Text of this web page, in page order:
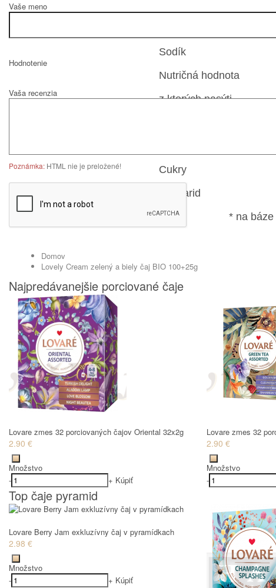
Sodík
Nutričná hodnota
z ktorých nasýti
Cukry
Sacharid
* na
Vaše meno
Hodnotenie
Vaša recenzia
Poznámka: HTML nie je preložené!
Domov
Lovely Cream zelený a biely čaj BIO 100+25g
Najpredávanejšie porciované čaje
Lovare zmes 32 porciovaných čajov Oriental 32x2g
2.90 €
Množstvo
-
+ Kúpiť
Lovare zmes 32
2.90 €
Množstvo
-
Top čaje pyramid
Lovare Berry Jam exkluzívny čaj v pyramídkach
2.98 €
Množstvo
-
+ Kúpiť